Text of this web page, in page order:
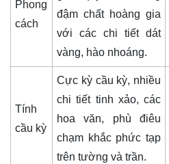
Phong
cách
đậm chất hoàng gia
với các chi tiết dát
vàng, hào nhoáng.
Tính
cầu kỳ
Cực kỳ cầu kỳ, nhiều
chi tiết tinh xảo, các
hoa văn, phù điêu
chạm khắc phức tạp
trên tường và trần.